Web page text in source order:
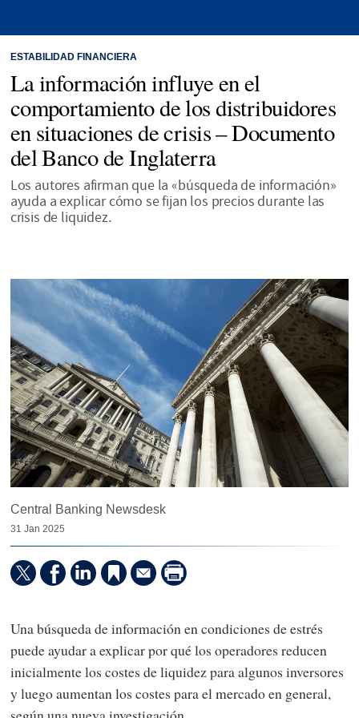
ESTABILIDAD FINANCIERA
La información influye en el
comportamiento de los distribuidores
en situaciones de crisis – Documento
del Banco de Inglaterra
Los autores afirman que la «búsqueda de información»
ayuda a explicar cómo se fijan los precios durante las
crisis de liquidez.
Central Banking Newsdesk
31 Jan 2025
Una búsqueda de información en condiciones de estrés
puede ayudar a explicar por qué los operadores reducen
inicialmente los costes de liquidez para algunos inversores
y luego aumentan los costes para el mercado en general,